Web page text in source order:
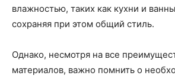
влажностью, таких как кухни и
сохраняя при этом общий стиль.
Однако, несмотря на все
материалов, важно помнить о